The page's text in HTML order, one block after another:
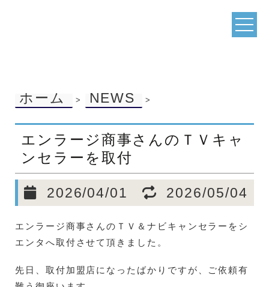
ホーム > NEWS >
エンラージ商事さんのＴＶキャ
ンセラーを取付
2026/04/01 2026/05/04
エンラージ商事さんのＴＶ＆ナビキャンセラーをシ
エンタへ取付させて頂きました。
先日、取付加盟店になったばかりですが、ご依頼有